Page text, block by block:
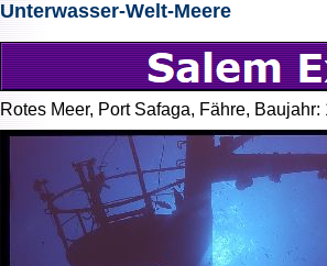
Rotes Meer, Port Safaga, Fähre,
Unterwasser-Welt-Meere